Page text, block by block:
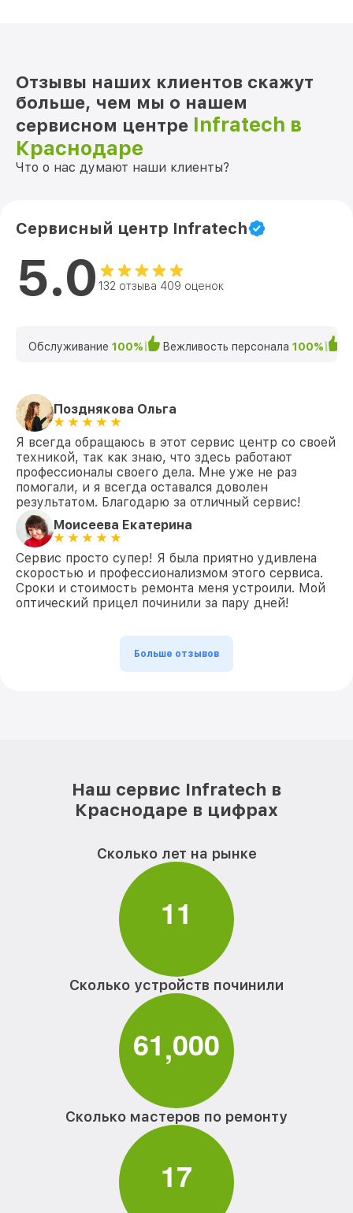
Отзывы наших клиентов скажут
больше, чем мы о нашем
сервисном центре Infratech в
Краснодаре
Что о нас думают наши клиенты?
Сервисный центр Infratech
5.0 132 отзыва 409 оценок
Обслуживание 100% Вежливость персонала 100%
Позднякова Ольга
Я всегда обращаюсь в этот сервис центр со своей
техникой, так как знаю, что здесь работают
профессионалы своего дела. Мне уже не раз
помогали, и я всегда оставался доволен
результатом. Благодарю за отличный сервис!
Моисеева Екатерина
Сервис просто супер! Я была приятно удивлена
скоростью и профессионализмом этого сервиса.
Сроки и стоимость ремонта меня устроили. Мой
оптический прицел починили за пару дней!
Больше отзывов
Наш сервис Infratech в
Краснодаре в цифрах
Сколько лет на рынке
11
Сколько устройств починили
61,000
Сколько мастеров по ремонту
17